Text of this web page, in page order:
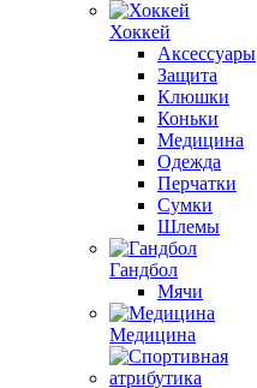
Хоккей
Аксессуары
Защита
Клюшки
Коньки
Медицина
Одежда
Перчатки
Сумки
Шлемы
Гандбол
Мячи
Медицина